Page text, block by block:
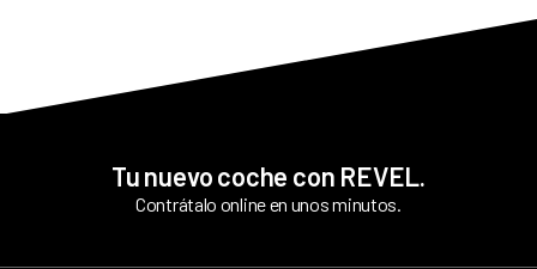
su historial pesa: ¿ha
los problemas que alejaron a
Tu nuevo coche con REVEL.
Contrátalo online en unos minutos.